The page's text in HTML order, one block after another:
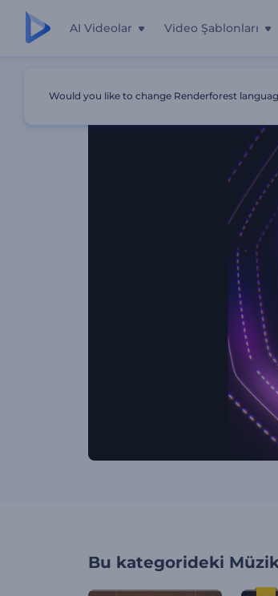
AI Videolar Video Şablonları
Bu kategorideki
Would you like to change Renderforest